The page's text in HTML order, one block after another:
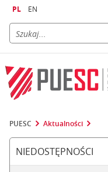
PL EN
PUESC Aktualności
NIEDOSTĘPNOŚCI